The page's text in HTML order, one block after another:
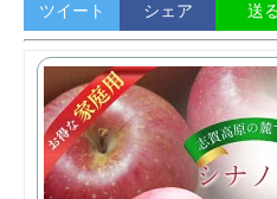
ツイート シェア 送